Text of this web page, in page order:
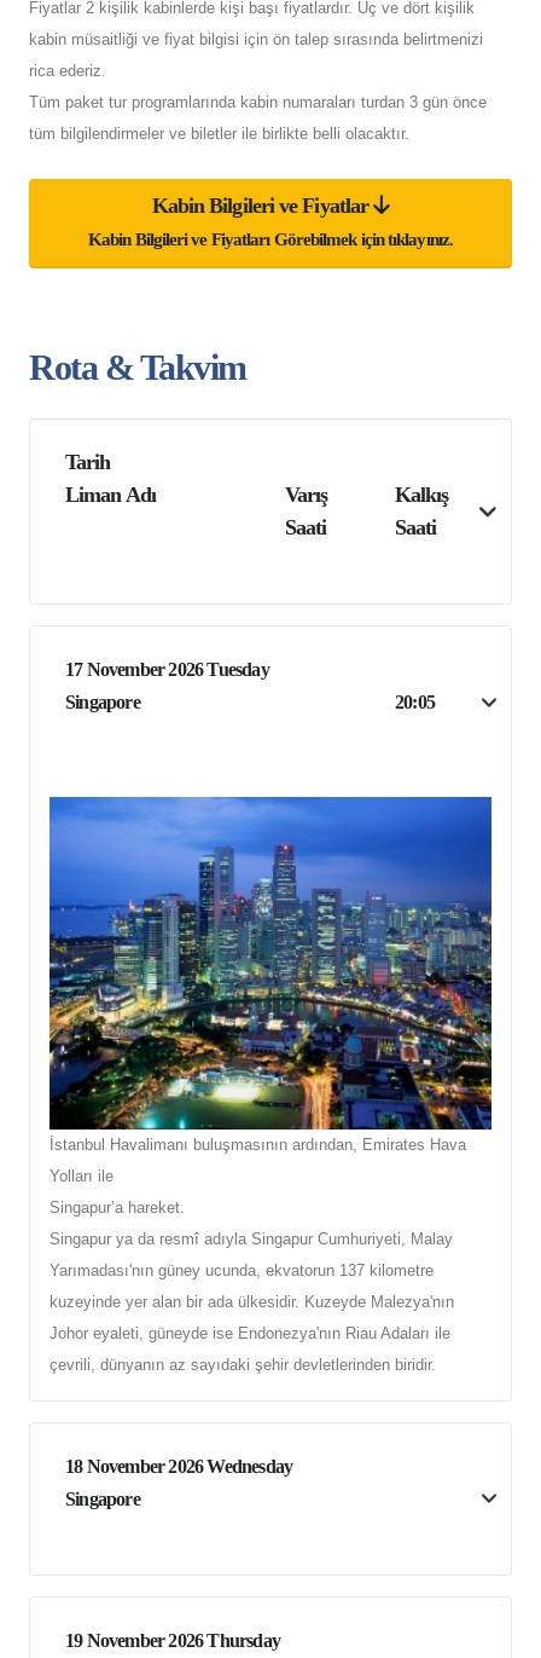
Fiyatlar 2 kişilik kabinlerde kişi başı fiyatlardır. Üç ve dört kişilik
kabin müsaitliği ve fiyat bilgisi için ön talep sırasında belirtmenizi
rica ederiz.
Tüm paket tur programlarında kabin numaraları turdan 3 gün önce
tüm bilgilendirmeler ve biletler ile birlikte belli olacaktır.
Kabin Bilgileri ve Fiyatlar
Kabin Bilgileri ve Fiyatları Görebilmek için tıklayınız.
Rota & Takvim
Tarih
Liman Adı
Varış
Saati
Kalkış
Saati
17 November 2026 Tuesday
Singapore
20:05
İstanbul Havalimanı buluşmasının ardından, Emirates Hava
Yolları ile
Singapur’a hareket.
Singapur ya da resmî adıyla Singapur Cumhuriyeti, Malay
Yarımadası'nın güney ucunda, ekvatorun 137 kilometre
kuzeyinde yer alan bir ada ülkesidir. Kuzeyde Malezya'nın
Johor eyaleti, güneyde ise Endonezya'nın Riau Adaları ile
çevrili, dünyanın az sayıdaki şehir devletlerinden biridir.
18 November 2026 Wednesday
Singapore
19 November 2026 Thursday